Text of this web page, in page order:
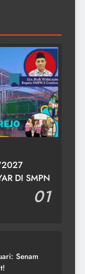
2027
DI SMPN
01
Senam